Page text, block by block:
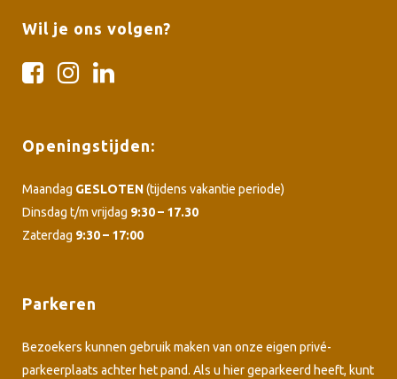
Wil je ons volgen?
Openingstijden:
Maandag GESLOTEN(tijdens vakantie periode)
Dinsdag t/m vrijdag 9:30 – 17.30
Zaterdag 9:30 – 17:00
Parkeren
Bezoekers kunnen gebruik maken van onze eigen privé-
parkeerplaats achter het pand. Als u hier geparkeerd heeft, kunt